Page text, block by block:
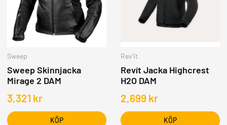
Sweep
Sweep Skinnjacka
Mirage 2 DAM
3,321 kr
KÖP
Rev'it
Revít Jacka Highcrest
H2O DAM
2,699 kr
KÖP